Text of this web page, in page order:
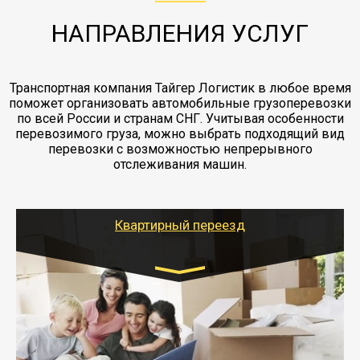
НАПРАВЛЕНИЯ УСЛУГ
Транспортная компания Тайгер Логистик в любое время
поможет организовать автомобильные грузоперевозки
по всей России и странам СНГ. Учитывая особенности
перевозимого груза, можно выбрать подходящий вид
перевозки с возможностью непрерывного
отслеживания машин.
Квартирный переезд
Газель: 1,5 и 3 тонны
от 5000 руб.